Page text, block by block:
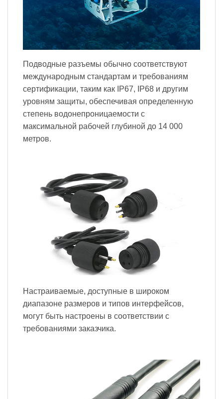
Подводные разъемы обычно соответствуют
международным стандартам и требованиям
сертификации, таким как IP67, IP68 и другим
уровням защиты, обеспечивая определенную
степень водонепроницаемости с
максимальной рабочей глубиной до 14 000
метров.
Настраиваемые, доступные в широком
диапазоне размеров и типов интерфейсов,
могут быть настроены в соответствии с
требованиями заказчика.